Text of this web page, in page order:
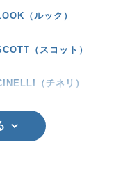
（ルック）
（スコット）
（チネリ）